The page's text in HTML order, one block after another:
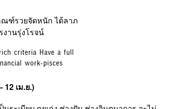
criteria Have a full
work-pisces
12เม.ย.)